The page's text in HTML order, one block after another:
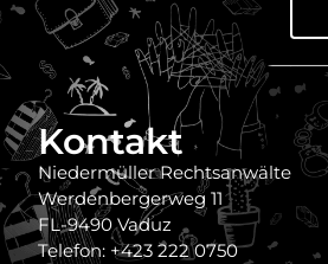
Kontakt
Niedermüller Rechtsanwälte
Werdenbergerweg 11
FL-9490 Vaduz
Telefon: +423 222 0750